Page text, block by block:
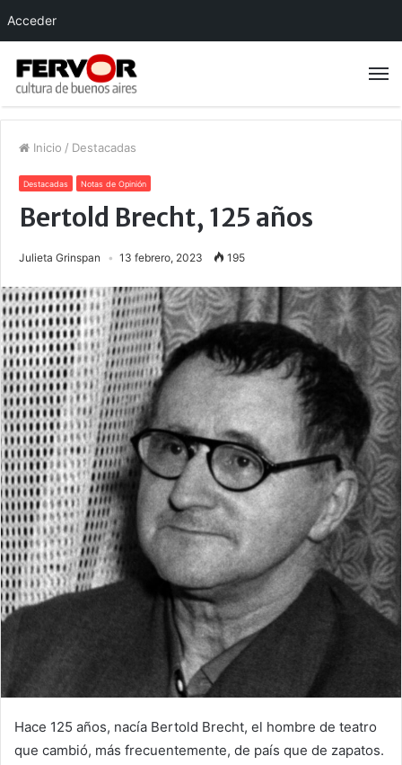
Inicio / Destacadas
Destacadas Notas de Opinión
Bertold Brecht, 125 años
Julieta Grinspan 13 febrero, 2023 195
Hace 125 años, nacía Bertold Brecht, el hombre de teatro
que cambió, más frecuentemente, de país que de zapatos.
Acceder